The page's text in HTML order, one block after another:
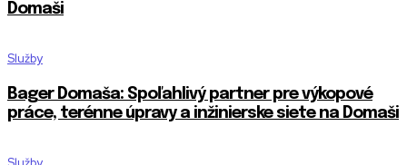
Domaši
Služby
Bager Domaša: Spoľahlivý partner pre výkopové
práce, terénne úpravy a inžinierske siete na Domaši